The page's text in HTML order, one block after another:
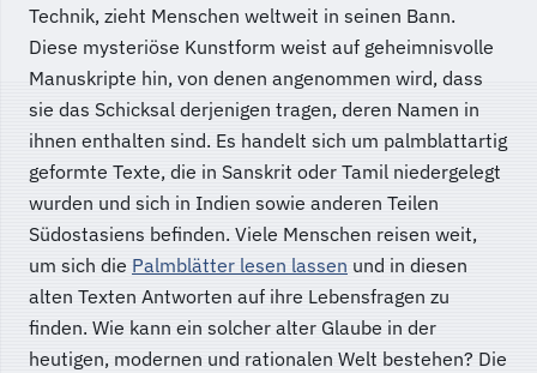
Technik, zieht Menschen weltweit in seinen Bann.
Diese mysteriöse Kunstform weist auf geheimnisvolle
Manuskripte hin, von denen angenommen wird, dass
sie das Schicksal derjenigen tragen, deren Namen in
ihnen enthalten sind. Es handelt sich um palmblattartig
geformte Texte, die in Sanskrit oder Tamil niedergelegt
wurden und sich in Indien sowie anderen Teilen
Südostasiens befinden. Viele Menschen reisen weit,
um sich die Palmblätter lesen lassen und in diesen
alten Texten Antworten auf ihre Lebensfragen zu
finden. Wie kann ein solcher alter Glaube in der
heutigen, modernen und rationalen Welt bestehen? Die